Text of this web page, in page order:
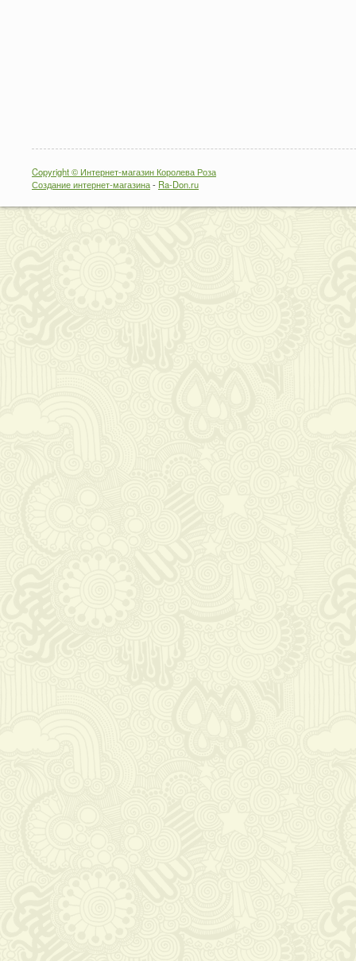
Copyright © Интернет-магазин Королева Роза
Создание интернет-магазина- Ra-Don.ru